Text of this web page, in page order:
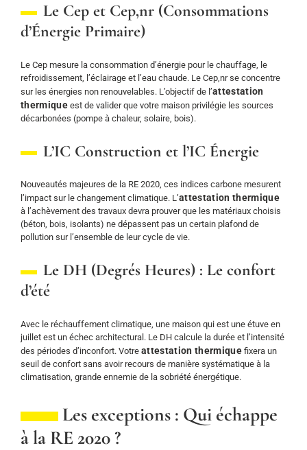
Le Cep et Cep,nr (Consommations
d’Énergie Primaire)
Le Cep mesure la consommation d’énergie pour le chauffage, le
refroidissement, l’éclairage et l’eau chaude. Le Cep,nr se concentre
sur les énergies non renouvelables. L’objectif de l’attestation
thermique est de valider que votre maison privilégie les sources
décarbonées (pompe à chaleur, solaire, bois).
L’IC Construction et l’IC Énergie
Nouveautés majeures de la RE 2020, ces indices carbone mesurent
l’impact sur le changement climatique. L’attestation thermique
à l’achèvement des travaux devra prouver que les matériaux choisis
(béton, bois, isolants) ne dépassent pas un certain plafond de
pollution sur l’ensemble de leur cycle de vie.
Le DH (Degrés Heures) : Le confort
d’été
Avec le réchauffement climatique, une maison qui est une étuve en
juillet est un échec architectural. Le DH calcule la durée et l’intensité
des périodes d’inconfort. Votre attestation thermique fixera un
seuil de confort sans avoir recours de manière systématique à la
climatisation, grande ennemie de la sobriété énergétique.
Les exceptions : Qui échappe
à la RE 2020 ?